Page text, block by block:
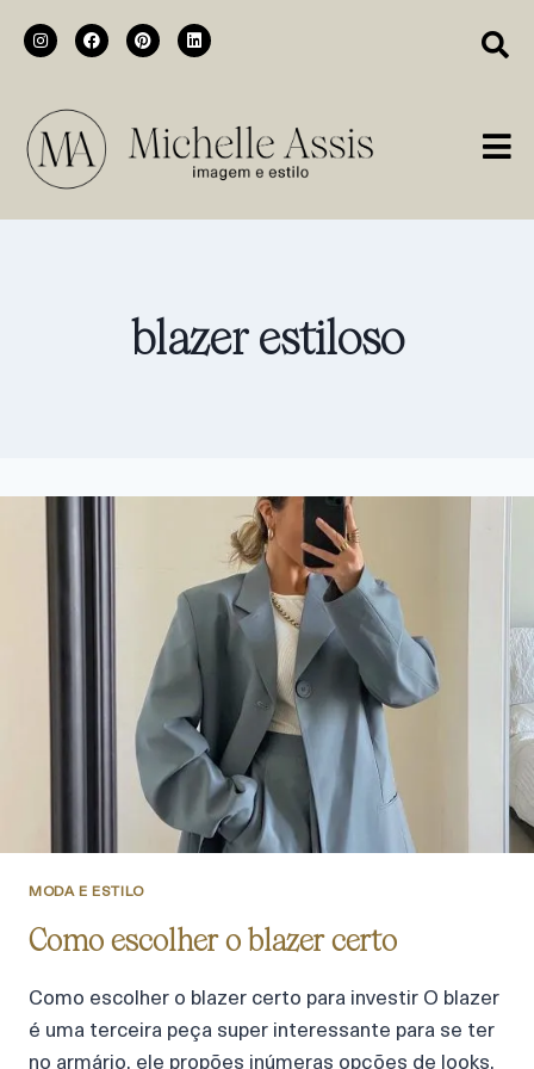
blazer estiloso
MODA E ESTILO
Como escolher o blazer certo
Como escolher o blazer certo para investir O blazer
é uma terceira peça super interessante para se ter
no armário, ele propões inúmeras opções de looks,